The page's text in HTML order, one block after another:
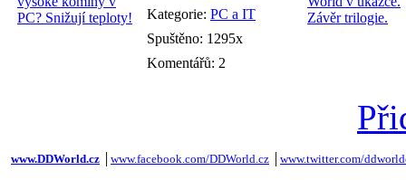
Kategorie: PC a IT
Spuštěno: 1295x
Komentářů: 2
www.DDWorld.cz www.facebook.com/DDWorld.cz www.twitter.com/